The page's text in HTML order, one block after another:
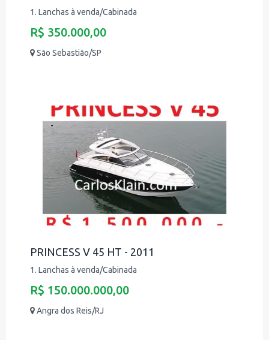
1. Lanchas à venda/Cabinada
R$ 350.000,00
São Sebastião/SP
PRINCESS V 45 HT - 2011
1. Lanchas à venda/Cabinada
R$ 150.000.000,00
Angra dos Reis/RJ